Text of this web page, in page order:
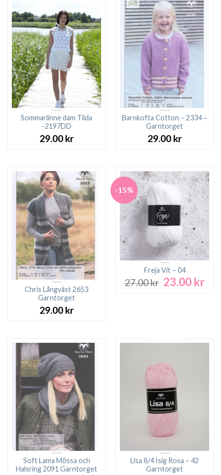
Sommarlinne dam Tilda
-2197DD
29.00 kr
Barnkofta Cotton – 2334 –
Garntorget
29.00 kr
Chris Långväst 2653
Garntorget
29.00 kr
-15%
Freja Vit – 04
27.00kr Det
23.00 krDet
Soft Lama Mössa och
Halsring 2091 Garntorget
Lisa 8/4 Isig Rosa – 42
Garntorget